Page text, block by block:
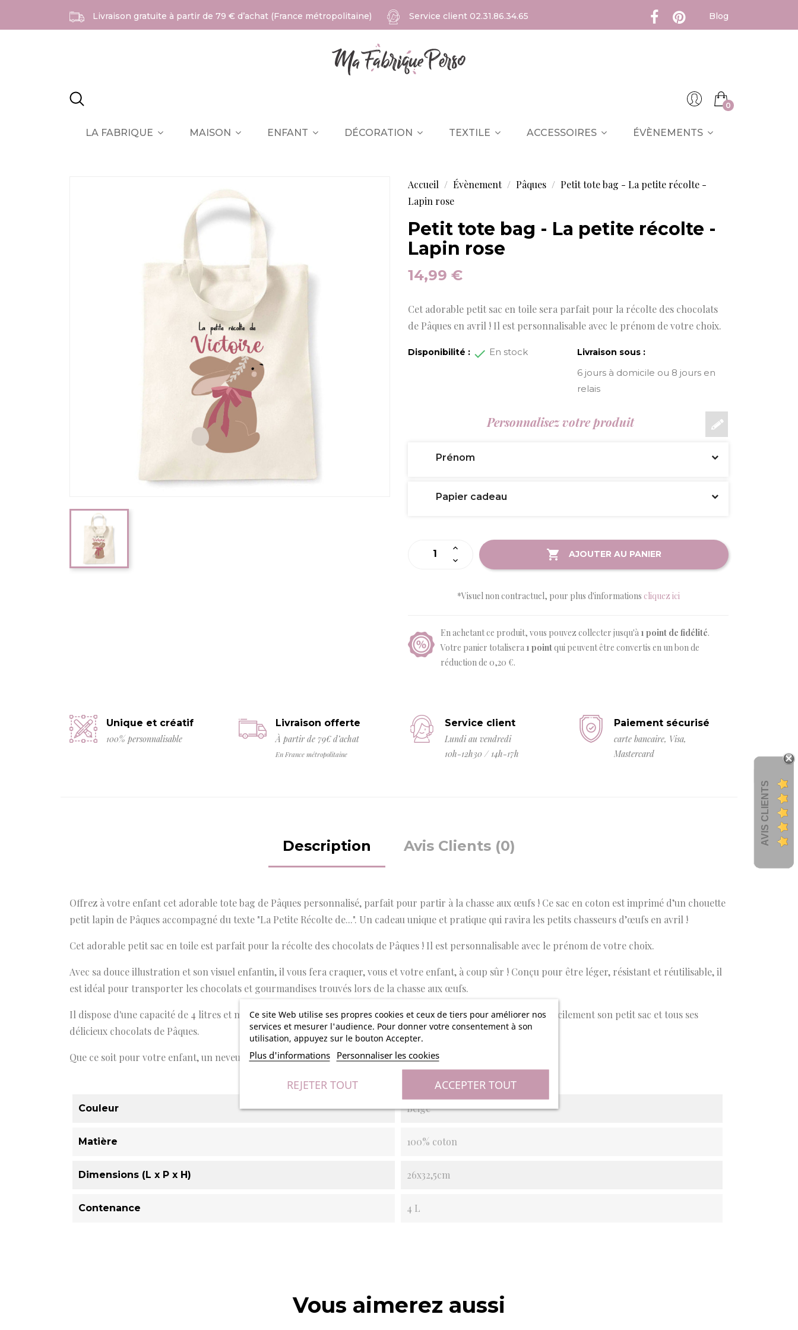
Livraison gratuite à partir de 79 € d’achat (France métropolitaine) Service client 02.31.86.34.65 Blog
0
Ce site Web utilise ses propres cookies et ceux de tiers pour améliorer nos
services et mesurer l'audience. Pour donner votre consentement à son
utilisation, appuyez sur le bouton Accepter.
Plus d'informations Personnaliser les cookies
REJETER TOUT ACCEPTER TOUT
LA FABRIQUE MAISON ENFANT DÉCORATION TEXTILE ACCESSOIRES ÉVÈNEMENTS
Accueil Évènement Pâques
Petit tote bag - La petite récolte -
Lapin rose
Petit tote bag - La petite récolte -
Lapin rose
14,99 €
Cet adorable petit sac en toile sera parfait pour la récolte des chocolats
de Pâques en avril ! Il est personnalisable avec le prénom de votre choix.
Disponibilité : En stock Livraison sous :
6 jours à domicile ou 8 jours en
relais
Personnalisez votre produit
Prénom
Papier cadeau
AJOUTER AU PANIER
*Visuel non contractuel, pour plus d'informations cliquez ici
En achetant ce produit, vous pouvez collecter jusqu'à 1 point de fidélité.
Votre panier totalisera 1 pointqui peuvent être convertis en un bon de
réduction de 0,20 €.
Unique et créatif
100% personnalisable
Livraison offerte
À partir de 79€ d’achat
En France métropolitaine
Service client
Lundi au vendredi
10h-12h30 / 14h-17h
Paiement sécurisé
carte bancaire, Visa,
Mastercard
Description Avis Clients (0)
Offrez à votre enfant cet adorable tote bag de Pâques personnalisé, parfait pour partir à la chasse aux œufs ! Ce sac en coton est imprimé d’un chouette
petit lapin de Pâques accompagné du texte "La Petite Récolte de...". Un cadeau unique et pratique qui ravira les petits chasseurs d’œufs en avril !
Cet adorable petit sac en toile est parfait pour la récolte des chocolats de Pâques ! Il est personnalisable avec le prénom de votre choix.
Avec sa douce illustration et son visuel enfantin, il vous fera craquer, vous et votre enfant, à coup sûr ! Conçu pour être léger, résistant et réutilisable, il
est idéal pour transporter les chocolats et gourmandises trouvés lors de la chasse aux œufs.
Il dispose d'une capacité de 4 litres et mesure 26 x 32,5 cm. Ses anses permettent à votre enfant de transporter facilement son petit sac et tous ses
délicieux chocolats de Pâques.
Que ce soit pour votre enfant, un neveu ou une nièce, c'est le petit cadeau qui fera plaisir à coup sûr !
Couleur Beige
Matière 100% coton
Dimensions (L x P x H) 26x32,5cm
Contenance 4 L
Vous aimerez aussi
AVIS CLIENTS